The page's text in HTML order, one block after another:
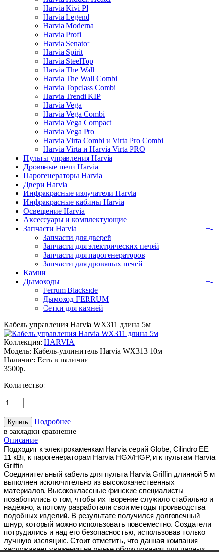
Harvia Kivi PI
Harvia Legend
Harvia Moderna
Harvia Profi
Harvia Senator
Harvia Spirit
Harvia SteelTop
Harvia The Wall
Harvia The Wall Combi
Harvia Topclass Combi
Harvia Trendi KIP
Harvia Vega
Harvia Vega Combi
Harvia Vega Compact
Harvia Vega Pro
Harvia Virta Combi и Virta Pro Combi
Harvia Virta и Harvia Virta PRO
Пульты управления Harvia
Дровяные печи Harvia
Парогенераторы Harvia
Двери Harvia
Инфракрасные излучатели Harvia
Инфракрасные кабины Harvia
Освещение Harvia
Аксессуары и комплектующие
Запчасти Harvia
+-
Запчасти для дверей
Запчасти для электрических печей
Запчасти для парогенераторов
Запчасти для дровяных печей
Камни
Дымоходы
+-
Ferrum Blackside
Дымоход FERRUM
Сетки для камней
Кабель управления Harvia WX311 длина 5м
Коллекция: HARVIA
Модель: Кабель-удлинитель Harvia WX313 10м
Наличие: Есть в наличии
3500р.
Количество:
Подробнее
в закладки сравнение
Описание
Подходит к электрокаменкам Harvia серий Globe, Cilindro EE
11 кВт, к парогенераторам Harvia HGX/HGP, и к пультам Harvia
Griffin
Соединительный кабель для пульта Harvia Griffin длинной 5 м
выполнен исключительно из высококачественных
материалов. Высококлассные финские специалисты
позаботились о том, чтобы их творение служило стабильно и
надёжно, а потому разработали свои методы производства
подобных изделий. В результате получился долговечный
шнур, который можно использовать повсеместно. Создатели
потрудились и над его безопасностью, использовав только
лучшую изоляцию. Стоит отметить, что данная компания
заслуживает уважения на рынке оборудования для парных